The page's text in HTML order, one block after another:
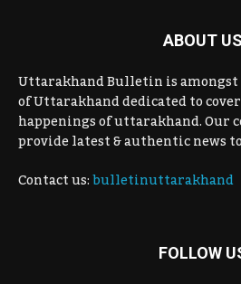
ABOUT US
Uttarakhand Bulletin is
of Uttarakhand dedicated to
happenings of uttarakhand. Our
provide latest & authentic news
Contact us:bulletinuttarakhand
FOLLOW